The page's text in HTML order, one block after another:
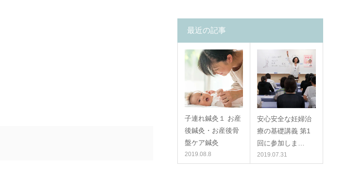
最近の記事
子連れ鍼灸１ お産
後鍼灸・お産後骨
盤ケア鍼灸
2019.08.8
安心安全な妊婦治
療の基礎講義 第1
回に参加しま…
2019.07.31